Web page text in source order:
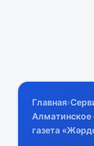
Главная›
Алматинское
газета